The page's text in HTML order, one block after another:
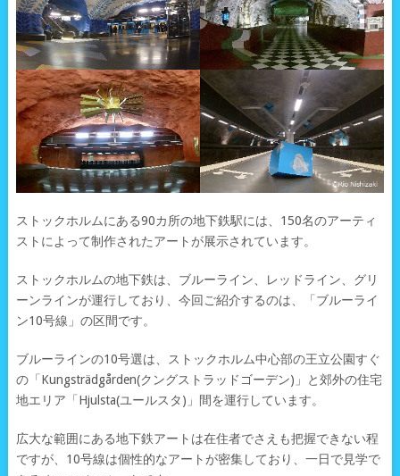
ストックホルムにある90カ所の地下鉄駅には、150名のアーティ
ストによって制作されたアートが展示されています。
ストックホルムの地下鉄は、ブルーライン、レッドライン、グリ
ーンラインが運行しており、今回ご紹介するのは、「ブルーライ
ン10号線」の区間です。
ブルーラインの10号選は、ストックホルム中心部の王立公園すぐ
の「Kungsträdgården(クングストラッドゴーデン)」と郊外の住宅
地エリア「Hjulsta(ユールスタ)」間を運行しています。
広大な範囲にある地下鉄アートは在住者でさえも把握できない程
ですが、10号線は個性的なアートが密集しており、一日で見学で